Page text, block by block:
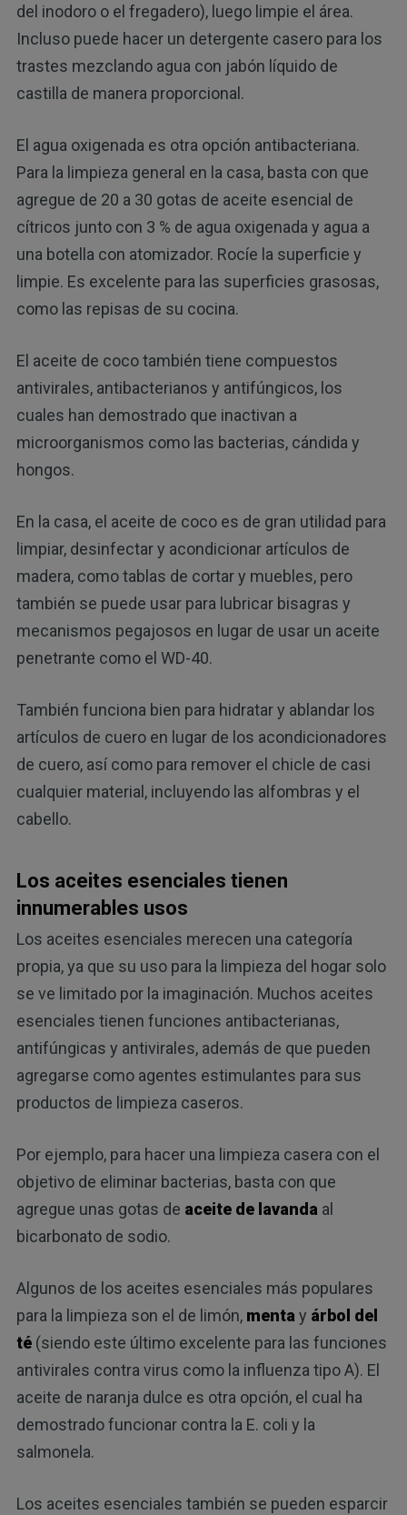
del inodoro o el fregadero), luego limpie el área.
Incluso puede hacer un detergente casero para los
trastes mezclando agua con jabón líquido de
castilla de manera proporcional.
El agua oxigenada es otra opción antibacteriana.
Para la limpieza general en la casa, basta con que
agregue de 20 a 30 gotas de aceite esencial de
cítricos junto con 3 % de agua oxigenada y agua a
una botella con atomizador. Rocíe la superficie y
limpie. Es excelente para las superficies grasosas,
como las repisas de su cocina.
El aceite de coco también tiene compuestos
antivirales, antibacterianos y antifúngicos, los
cuales han demostrado que inactivan a
microorganismos como las bacterias, cándida y
hongos.
En la casa, el aceite de coco es de gran utilidad para
limpiar, desinfectar y acondicionar artículos de
madera, como tablas de cortar y muebles, pero
también se puede usar para lubricar bisagras y
mecanismos pegajosos en lugar de usar un aceite
penetrante como el WD-40.
También funciona bien para hidratar y ablandar los
artículos de cuero en lugar de los acondicionadores
de cuero, así como para remover el chicle de casi
cualquier material, incluyendo las alfombras y el
cabello.
Los aceites esenciales tienen
innumerables usos
Los aceites esenciales merecen una categoría
propia, ya que su uso para la limpieza del hogar solo
se ve limitado por la imaginación. Muchos aceites
esenciales tienen funciones antibacterianas,
antifúngicas y antivirales, además de que pueden
agregarse como agentes estimulantes para sus
productos de limpieza caseros.
Por ejemplo, para hacer una limpieza casera con el
objetivo de eliminar bacterias, basta con que
agregue unas gotas de aceite de lavanda al
bicarbonato de sodio.
Algunos de los aceites esenciales más populares
para la limpieza son el de limón, menta y árbol del
té(siendo este último excelente para las funciones
antivirales contra virus como la influenza tipo A). El
aceite de naranja dulce es otra opción, el cual ha
demostrado funcionar contra la E. coli y la
salmonela.
Los aceites esenciales también se pueden esparcir